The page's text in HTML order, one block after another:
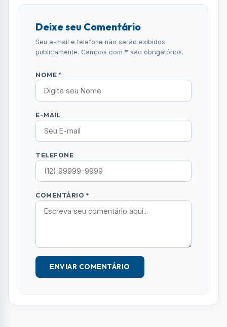
Comentários (0)
Nenhum comentário publicado ainda. Seja o
primeiro a comentar!
Deixe seu Comentário
Seu e-mail e telefone não serão exibidos
publicamente. Campos com * são obrigatórios.
E-MAIL